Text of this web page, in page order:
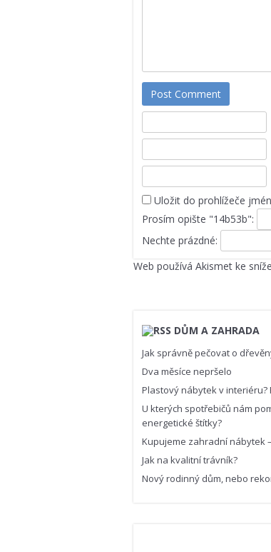
Post Comment
Uložit do prohlížeče
Prosím opište "14b53b":
Nechte prázdné:
Web používá Akismet ke
DŮM A ZAHRADA
Jak správně pečovat o
Dva měsíce nepršelo
Plastový nábytek v interiéru?
U kterých spotřebičů nám
energetické štítky?
Kupujeme zahradní nábytek
Jak na kvalitní trávník?
Nový rodinný dům, nebo